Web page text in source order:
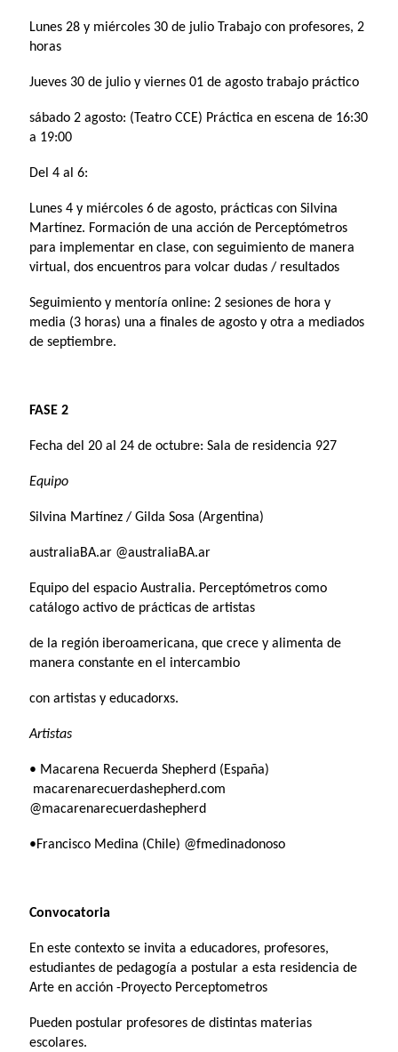
Lunes 28 y miércoles 30 de julio Trabajo con profesores, 2
horas
Jueves 30 de julio y viernes 01 de agosto trabajo práctico
sábado 2 agosto: (Teatro CCE) Práctica en escena de 16:30
a 19:00
Del 4 al 6:
Lunes 4 y miércoles 6 de agosto, prácticas con Silvina
Martínez. Formación de una acción de Perceptómetros
para implementar en clase, con seguimiento de manera
virtual, dos encuentros para volcar dudas / resultados
Seguimiento y mentoría online: 2 sesiones de hora y
media (3 horas) una a finales de agosto y otra a mediados
de septiembre.
FASE 2
Fecha del 20 al 24 de octubre: Sala de residencia 927
Equipo
Silvina Martínez / Gilda Sosa (Argentina)
australiaBA.ar @australiaBA.ar
Equipo del espacio Australia. Perceptómetros como
catálogo activo de prácticas de artistas
de la región iberoamericana, que crece y alimenta de
manera constante en el intercambio
con artistas y educadorxs.
Artistas
• Macarena Recuerda Shepherd (España)
macarenarecuerdashepherd.com
@macarenarecuerdashepherd
•Francisco Medina (Chile) @fmedinadonoso
Convocatoria
En este contexto se invita a educadores, profesores,
estudiantes de pedagogía a postular a esta residencia de
Arte en acción -Proyecto Perceptometros
Pueden postular profesores de distintas materias
escolares.